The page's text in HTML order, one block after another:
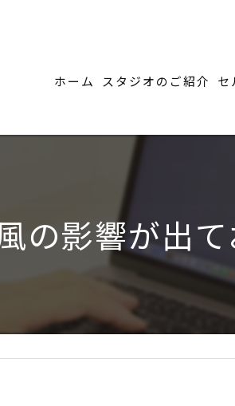
ホーム スタジオのご紹介 セ
の影響が出